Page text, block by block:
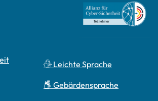
Leichte Sprache
Gebärdensprache